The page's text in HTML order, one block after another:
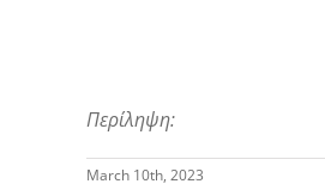
Περίληψη:
March 10th, 2023